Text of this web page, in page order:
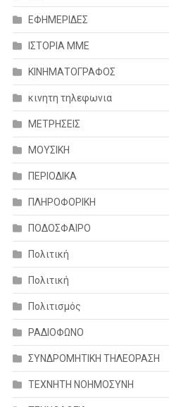
ΕΦΗΜΕΡΙΔΕΣ
ΙΣΤΟΡΙΑ ΜΜΕ
ΚΙΝΗΜΑΤΟΓΡΑΦΟΣ
κινητη τηλεφωνια
ΜΕΤΡΗΣΕΙΣ
ΜΟΥΣΙΚΗ
ΠΕΡΙΟΔΙΚΑ
ΠΛΗΡΟΦΟΡΙΚΗ
ΠΟΔΟΣΦΑΙΡΟ
Πολιτική
Πολιτική
Πολιτισμός
ΡΑΔΙΟΦΩΝΟ
ΣΥΝΔΡΟΜΗΤΙΚΗ ΤΗΛΕΟΡΑΣΗ
ΤΕΧΝΗΤΗ ΝΟΗΜΟΣΥΝΗ